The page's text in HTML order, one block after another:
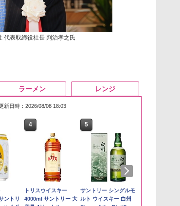
代表取締役社長 判治孝之氏
青い流
5kg 長
4
by Amazon あきたこ
まちブレンド 無洗米
5
新潟ケンベイ【精米】
新潟県産にじのきらめ
新日時：2026/08/08 18:03
ントリ
4
トリスウイスキー
4000ml サントリー 大
5
サントリー シングルモ
ルト ウイスキー 白州
ラーメン レンジ